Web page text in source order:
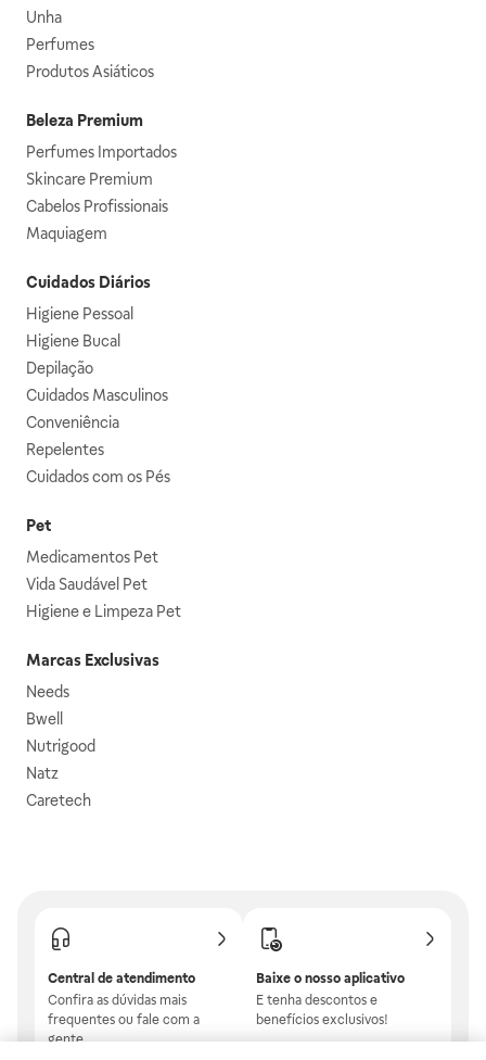
Unha
Perfumes
Produtos Asiáticos
Beleza Premium
Perfumes Importados
Skincare Premium
Cabelos Profissionais
Maquiagem
Cuidados Diários
Higiene Pessoal
Higiene Bucal
Depilação
Cuidados Masculinos
Conveniência
Repelentes
Cuidados com os Pés
Pet
Medicamentos Pet
Vida Saudável Pet
Higiene e Limpeza Pet
Marcas Exclusivas
Needs
Bwell
Nutrigood
Natz
Caretech
Central de atendimento
Confira as dúvidas mais
frequentes ou fale com a
gente.
Baixe o nosso aplicativo
E tenha descontos e
benefícios exclusivos!